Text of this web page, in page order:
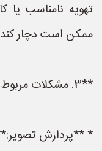
تهویه نامناسب یا
ممکن است دچار
**3. مشکلات مربوط به تلویزیون:**
* **پردازش تصویر:**